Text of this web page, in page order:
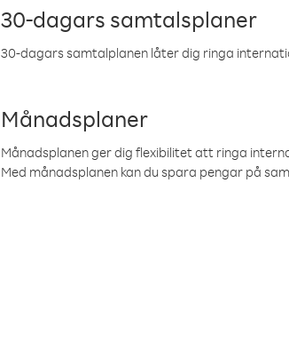
30-dagars samtalsplaner
30-dagars samtalplanen låter dig ringa
Månadsplaner
Månadsplanen ger dig flexibilitet att ringa
Med månadsplanen kan du spara pengar på